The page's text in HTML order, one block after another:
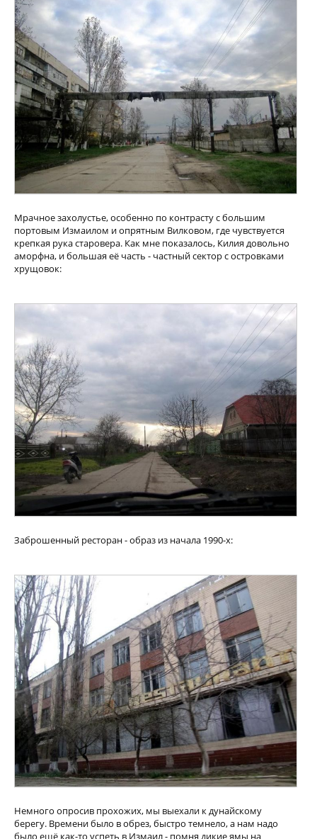
Мрачное захолустье, особенно по контрасту с большим
портовым Измаилом и опрятным Вилковом, где чувствуется
крепкая рука старовера. Как мне показалось, Килия довольно
аморфна, и большая её часть - частный сектор с островками
хрущовок:
Заброшенный ресторан - образ из начала 1990-х:
Немного опросив прохожих, мы выехали к дунайскому
берегу. Времени было в обрез, быстро темнело, а нам надо
было ещё как-то успеть в Измаил - помня дикие ямы на